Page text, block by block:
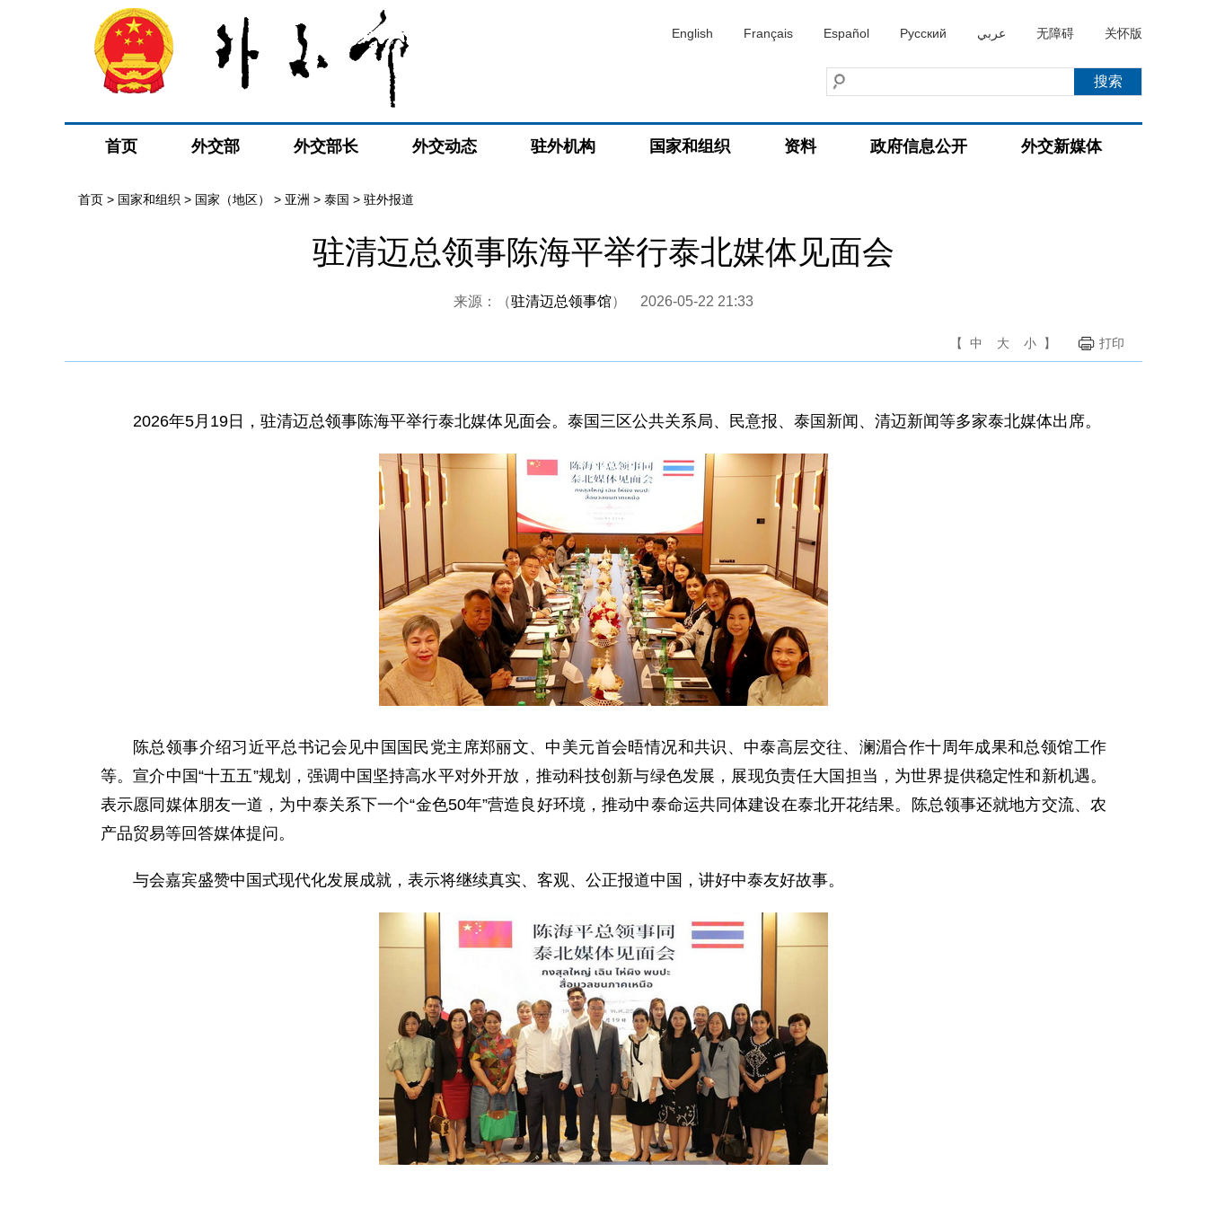
English Français Español Русский عربي 无障碍 关怀版
首页 外交部 外交部长 外交动态 驻外机构 国家和组织 资料 政府信息公开 外交新媒体
首页 > 国家和组织 > 国家（地区） > 亚洲 > 泰国 > 驻外报道
驻清迈总领事陈海平举行泰北媒体见面会
来源：（驻清迈总领事馆） 2026-05-22 21:33
【 中 大 小 】 打印
2026年5月19日，驻清迈总领事陈海平举行泰北媒体见面会。泰国三区公共关系局、民意报、泰国新闻、清迈新闻等多家泰北媒体出席。
陈总领事介绍习近平总书记会见中国国民党主席郑丽文、中美元首会晤情况和共识、中泰高层交往、澜湄合作十周年成果和总领馆工作
等。宣介中国“十五五”规划，强调中国坚持高水平对外开放，推动科技创新与绿色发展，展现负责任大国担当，为世界提供稳定性和新机遇。
表示愿同媒体朋友一道，为中泰关系下一个“金色50年”营造良好环境，推动中泰命运共同体建设在泰北开花结果。陈总领事还就地方交流、农
产品贸易等回答媒体提问。
与会嘉宾盛赞中国式现代化发展成就，表示将继续真实、客观、公正报道中国，讲好中泰友好故事。